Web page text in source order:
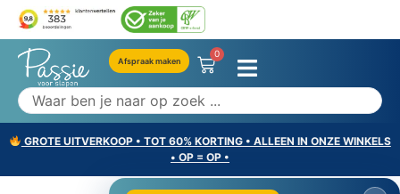
Afspraak maken
0
GROTE UITVERKOOP • TOT 60% KORTING • ALLEEN IN ONZE WINKELS
• OP = OP •